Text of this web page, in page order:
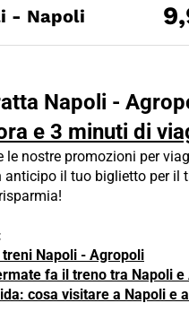
- Napoli
Napoli -
e 3 minuti di
le nostre promozioni per
anticipo il tuo biglietto per il
Napoli - Agropoli
fa il treno tra Napoli e
cosa visitare a Napoli e